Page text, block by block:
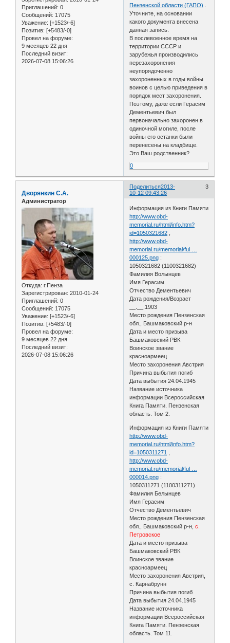
Приглашений: 0
Сообщений: 17075
Уважение: [+1523/-6]
Позитив: [+5483/-0]
Провел на форуме:
9 месяцев 22 дня
Последний визит:
2026-07-08 15:06:26
Пензенской области (ГАПО)
Уточните, на основании
какого документа внесена
данная запись.
В послевоенное время на
территории СССР и
зарубежья производились
перезахоронения
неупорядоченно
захороненных в годы войны
воинов с целью приведения в
порядок мест захоронения.
Поэтому, даже если Герасим
Дементьевич был
первоначально захоронен в
одиночной могиле, после
войны его останки были
перенесены на кладбище.
Это Ваш родственник?
0
Поделиться 3
2013-
10-12 09:43:26
Дворянкин С.А.
Администратор
Откуда: г.Пенза
Зарегистрирован: 2010-01-24
Приглашений: 0
Сообщений: 17075
Уважение: [+1523/-6]
Позитив: [+5483/-0]
Провел на форуме:
9 месяцев 22 дня
Последний визит:
2026-07-08 15:06:26
Информация из Книги Памяти
http://www.obd-
memorial.ru/html/info.htm?
id=1050321682
http://www.obd-
memorial.ru/memorial/ful …
000125.png :
1050321682 (1100321682)
Фамилия Волынцев
Имя Герасим
Отчество Дементьевич
Дата рождения/Возраст
__.__.1903
Место рождения Пензенская
обл., Башмаковский р-н
Дата и место призыва
Башмаковский РВК
Воинское звание
красноармеец
Место захоронения Австрия
Причина выбытия погиб
Дата выбытия 24.04.1945
Название источника
информации Всероссийская
Книга Памяти. Пензенская
область. Том 2.
Информация из Книги Памяти
http://www.obd-
memorial.ru/html/info.htm?
id=1050311271
http://www.obd-
memorial.ru/memorial/ful …
000014.png :
1050311271 (1100311271)
Фамилия Белынцев
Имя Герасим
Отчество Дементьевич
Место рождения Пензенская
обл., Башмаковский р-н,с.
Петровское
Дата и место призыва
Башмаковский РВК
Воинское звание
красноармеец
Место захоронения Австрия,
с. Карнабрунн
Причина выбытия погиб
Дата выбытия 24.04.1945
Название источника
информации Всероссийская
Книга Памяти. Пензенская
область. Том 11.